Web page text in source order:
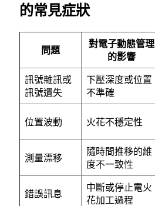
的常見症狀
問題
對電子動態管理
的影響
訊號雜訊或
訊號遺失
下壓深度或位置
不準確
位置波動 火花不穩定性
測量漂移
隨時間推移的維
度不一致性
錯誤訊息
中斷或停止電火
花加工過程